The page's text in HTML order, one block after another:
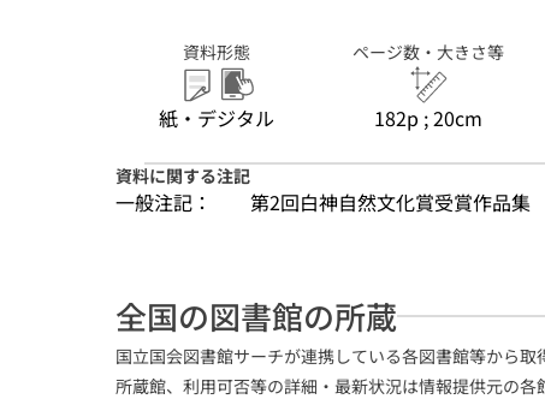
資料形態
紙・デジタル
ページ数・大きさ等
182p ; 20cm
資料に関する注記
一般注記： 第2回白神自然文化賞受賞作品集
全国の図書館の所蔵
国立国会図書館サーチが連携している各図書館等から取
所蔵館、利用可否等の詳細・最新状況は情報提供元の